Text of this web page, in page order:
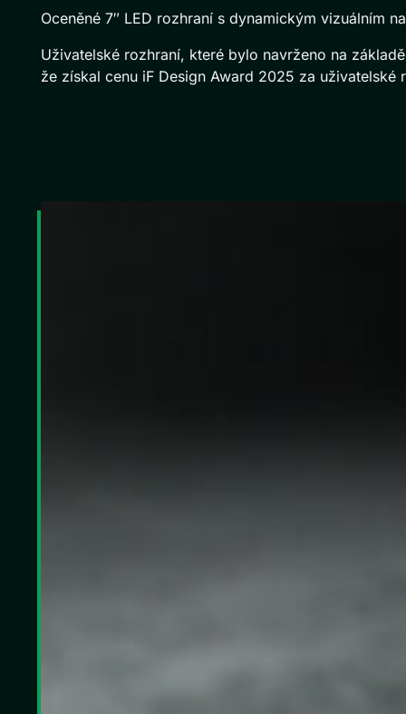
Oceněné 7″ LED rozhraní s dynamickým vizuálním
Uživatelské rozhraní, které bylo navrženo na
že získal cenu iF Design Award 2025 za uživatelské